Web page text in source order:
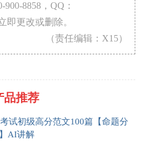
8858，QQ：
即更改或删除。
（责任编辑：X15）
品推荐
试初级高分范文100篇【命题分
AI讲解